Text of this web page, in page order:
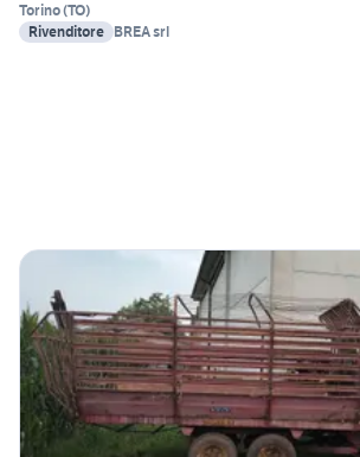
Torino(TO)
Rivenditore BREA srl